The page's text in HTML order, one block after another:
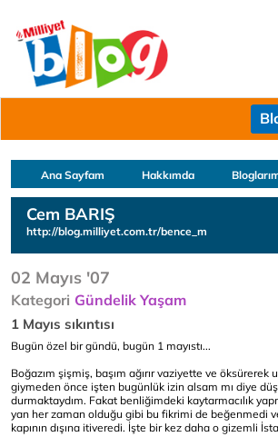
Ana Sayfam Hakkımda
Cem BARIŞ
http://blog.milliyet.com.tr/bence_m
02 Mayıs '07
Kategori Gündelik Yaşam
1 Mayıs sıkıntısı
Bugün özel bir gündü, bugün 1 mayıstı...
Boğazım şişmiş, başım ağırır vaziyette ve öksürerek
giymeden önce işten bugünlük izin alsam mı diye
durmaktaydım. Fakat benliğimdeki kaytarmacılık
yan her zaman olduğu gibi bu fikrimi de beğenmedi
kapının dışına itiveredi. İşte bir kez daha o gizemli